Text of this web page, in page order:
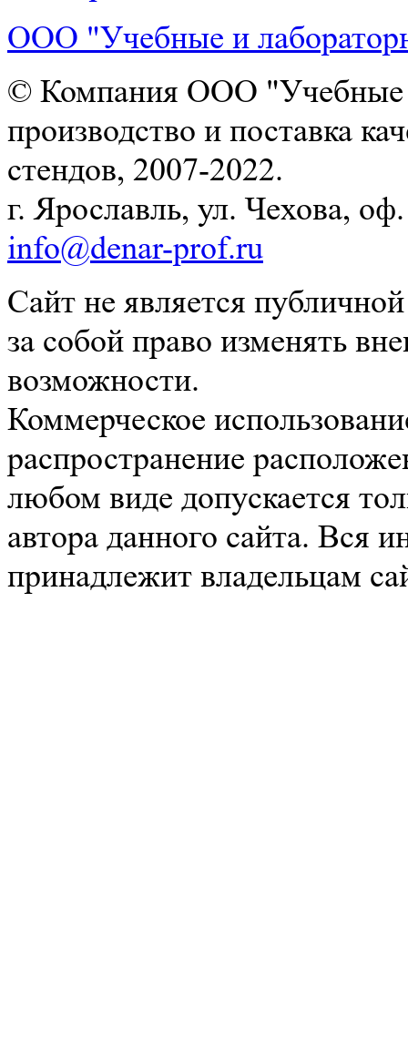
ООО "Учебные и
© Компания ООО "Учебные
производство и поставка
стендов, 2007-2022.
г. Ярославль, ул. Чехова,
info@denar-prof.ru
Сайт не является
за собой право изменять
возможности.
Коммерческое
распространение
любом виде допускается
автора данного сайта. Вся
принадлежит владельцам